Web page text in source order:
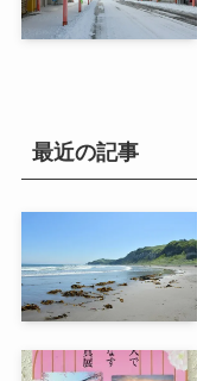
最近の記事